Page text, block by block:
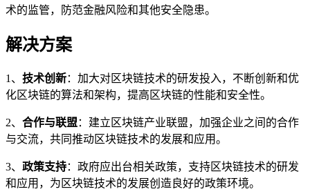
术的监管，防范金融风险和其他安全隐患。
解决方案
1、 技术创新：加大对区块链技术的研发投入，不断创新和优
化区块链的算法和架构，提高区块链的性能和安全性。
2、 合作与联盟 ：建立区块链产业联盟，加强企业之间的合作
与交流，共同推动区块链技术的发展和应用。
3、 政策支持：政府应出台相关政策，支持区块链技术的研发
和应用，为区块链技术的发展创造良好的政策环境。